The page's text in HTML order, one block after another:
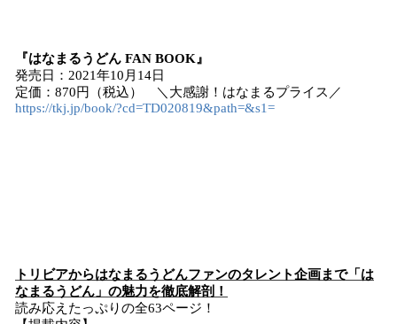
『はなまるうどん FAN BOOK』
発売日：2021年10月14日
定価：870円（税込） ＼大感謝！はなまるプライス／
https://tkj.jp/book/?cd=TD020819&path=&s1=
トリビアからはなまるうどんファンのタレント企画まで「は
なまるうどん」の魅力を徹底解剖！
読み応えたっぷりの全63ページ！